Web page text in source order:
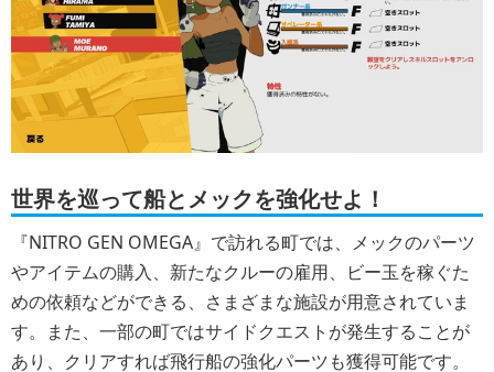
世界を巡って船とメックを強化せよ！
『NITRO GEN OMEGA』で訪れる町では、メックのパーツ
やアイテムの購入、新たなクルーの雇用、ビー玉を稼ぐた
めの依頼などができる、さまざまな施設が用意されていま
す。また、一部の町ではサイドクエストが発生することが
あり、クリアすれば飛行船の強化パーツも獲得可能です。